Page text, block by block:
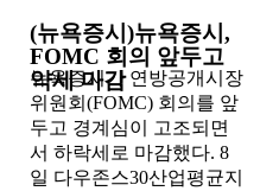
(뉴욕증시)뉴욕증시,
FOMC 회의 앞두고
약세 마감
뉴욕증시가 연방공개시장
위원회(FOMC) 회의를 앞
두고 경계심이 고조되면
서 하락세로 마감했다. 8
일 다우존스30산업평균지